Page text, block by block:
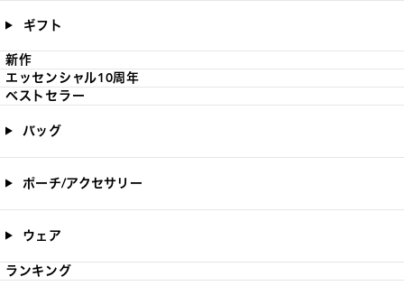
ギフト
新作
エッセンシャル10周年
ベストセラー
バッグ
ポーチ/アクセサリー
ウェア
ランキング